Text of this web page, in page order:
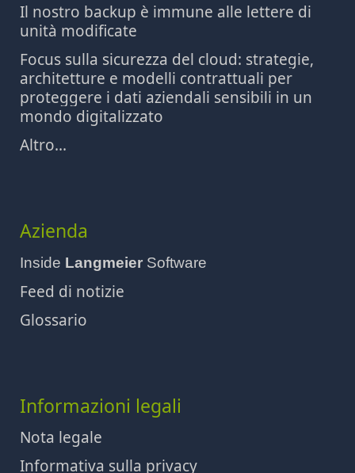
Il nostro backup è immune alle lettere di
unità modificate
Focus sulla sicurezza del cloud: strategie,
architetture e modelli contrattuali per
proteggere i dati aziendali sensibili in un
mondo digitalizzato
Altro...
Azienda
Inside Langmeier Software
Feed di notizie
Glossario
Informazioni legali
Nota legale
Informativa sulla privacy